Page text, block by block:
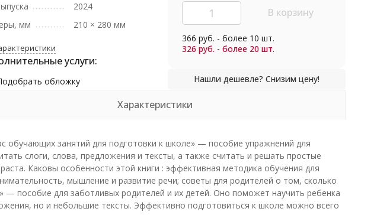
2024
мм
210 × 280 мм
услуги:
обложку
В корзину
366 руб. - более 10 шт.
326 руб. - более 20 шт.
Характеристики
обучающих занятий для подготовки к школе» — пособие упражнений для
слоги, слова, предложения и тексты, а также считать и решать простые
Каковы особенности этой книги : эффективная методика обучения для
мышление и развитие речи; советы для родителей о том, сколько
— пособие для заботливых родителей и их детей. Оно поможет научить ребенка
но и небольшие тексты. Эффективно подготовиться к школе можно всего